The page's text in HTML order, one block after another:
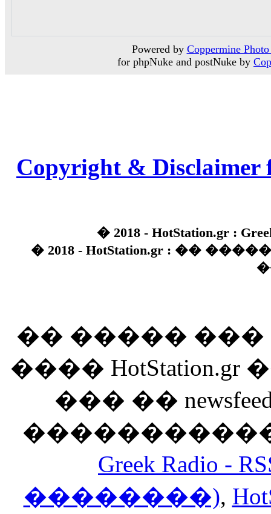
Powered by Coppermine
for phpNuke and postNuke by
Copyright & Disclaimer
� 2018 - HotStation.gr :
� 2018 - HotStation.gr : ��
�� �����
����
��� ��
Greek Radio
��������),